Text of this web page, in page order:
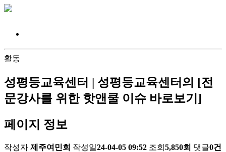
활동
성평등교육센터 | 성평등교육센터의 [전
문강사를 위한 핫앤쿨 이슈 바로보기]
페이지 정보
작성자 제주여민회 작성일24-04-05 09:52 조회 5,850회 댓글0건